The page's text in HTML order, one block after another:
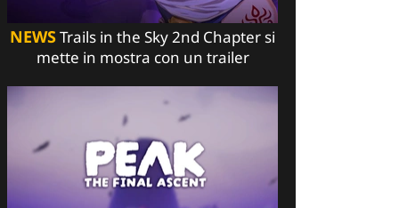
NEWSTrails in the Sky 2nd Chapter si
mette in mostra con un trailer